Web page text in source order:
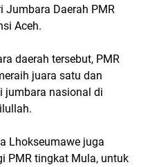
Jumbara Daerah PMR
Aceh.
daerah tersebut, PMR
juara satu dan
jumbara nasional di
Lhokseumawe juga
PMR tingkat Mula, untuk